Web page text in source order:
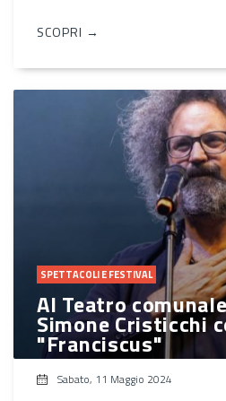
SCOPRI →
SPETTACOLI E FESTIVAL
Al Teatro
Simone Cristicchi
"Franciscus"
Sabato, 11 Maggio 2024